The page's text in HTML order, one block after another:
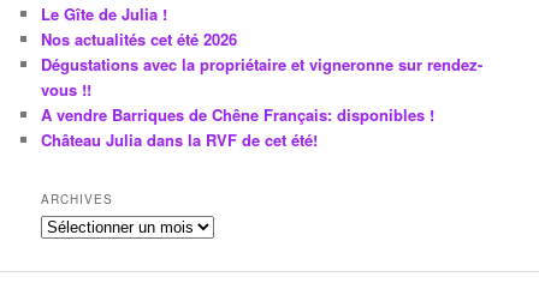
Le Gîte de Julia !
Nos actualités cet été 2026
Dégustations avec la propriétaire et vigneronne sur rendez-
vous !!
A vendre Barriques de Chêne Français: disponibles !
Château Julia dans la RVF de cet été!
ARCHIVES
A
c